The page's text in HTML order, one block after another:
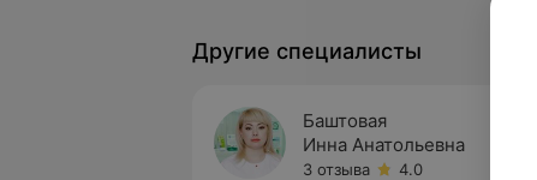
Другие специалисты
Баштовая
Инна Анатольевна
3 отзыва
4.0